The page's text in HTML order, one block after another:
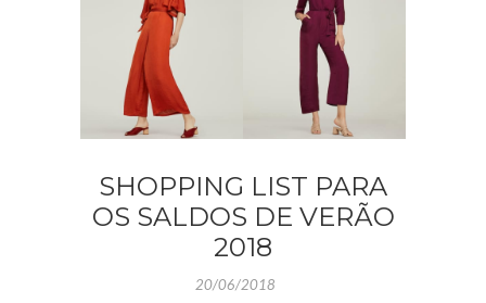
SHOPPING LIST PARA
OS SALDOS DE VERÃO
2018
20/06/2018